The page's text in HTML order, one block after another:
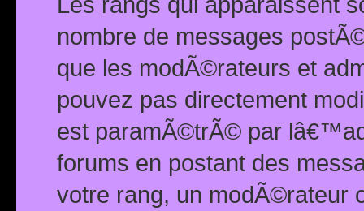
nombre de messages
que les modÃ©rateurs et
pouvez pas directement
est paramÃ©trÃ© par
forums en postant des
votre rang, un modÃ©rateur